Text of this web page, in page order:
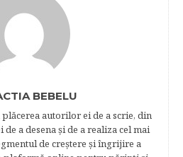
BEBELU
autorilor ei de a scrie, din
a desena şi de a realiza cel mai
de creştere şi îngrijire a